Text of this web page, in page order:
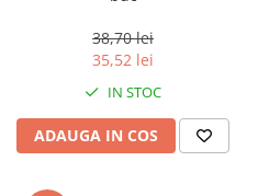
Ulei Gewurzgarten
Ulei Huilerie Beaujolaise
Ulei Huileries du Berry
Uleiuri aromatizate
Ulei Wiberg Gastro
38,70 lei
35,52 lei
IN STOC
ADAUGA IN COS